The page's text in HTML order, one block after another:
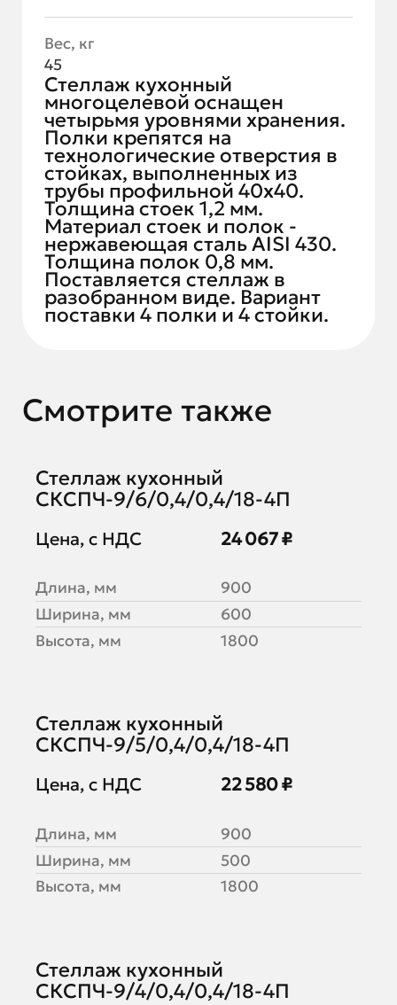
Вес, кг
45
Стеллаж кухонный
многоцелевой оснащен
четырьмя уровнями хранения.
Полки крепятся на
технологические отверстия в
стойках, выполненных из
трубы профильной 40х40.
Толщина стоек 1,2 мм.
Материал стоек и полок -
нержавеющая сталь AISI 430.
Толщина полок 0,8 мм.
Поставляется стеллаж в
разобранном виде. Вариант
поставки 4 полки и 4 стойки.
Смотрите также
Стеллаж кухонный
СКСПЧ-9/6/0,4/0,4/18-4П
Цена, с НДС 24 067 ₽
Длина, мм
900
Ширина, мм
600
Высота, мм
1800
Стеллаж кухонный
СКСПЧ-9/5/0,4/0,4/18-4П
Цена, с НДС 22 580 ₽
Длина, мм
900
Ширина, мм
500
Высота, мм
1800
Стеллаж кухонный
СКСПЧ-9/4/0,4/0,4/18-4П